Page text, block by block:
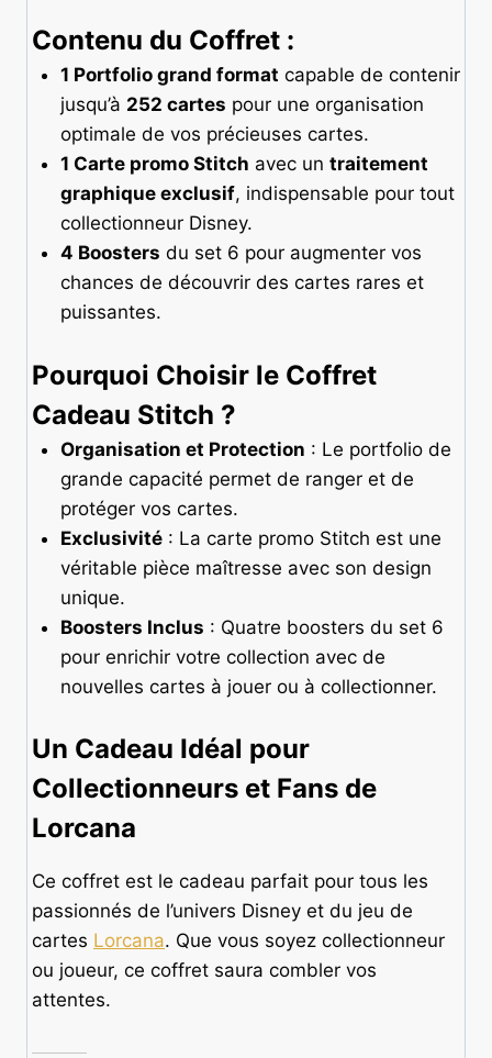
Contenu du Coffret :
1 Portfolio grand format capable de contenir
jusqu’à 252 cartes pour une organisation
optimale de vos précieuses cartes.
1 Carte promo Stitch avec un traitement
graphique exclusif, indispensable pour tout
collectionneur Disney.
4 Boosters du set 6 pour augmenter vos
chances de découvrir des cartes rares et
puissantes.
Pourquoi Choisir le Coffret
Cadeau Stitch ?
Organisation et Protection : Le portfolio de
grande capacité permet de ranger et de
protéger vos cartes.
Exclusivité: La carte promo Stitch est une
véritable pièce maîtresse avec son design
unique.
Boosters Inclus : Quatre boosters du set 6
pour enrichir votre collection avec de
nouvelles cartes à jouer ou à collectionner.
Un Cadeau Idéal pour
Collectionneurs et Fans de
Lorcana
Ce coffret est le cadeau parfait pour tous les
passionnés de l’univers Disney et du jeu de
cartes Lorcana. Que vous soyez collectionneur
ou joueur, ce coffret saura combler vos
attentes.